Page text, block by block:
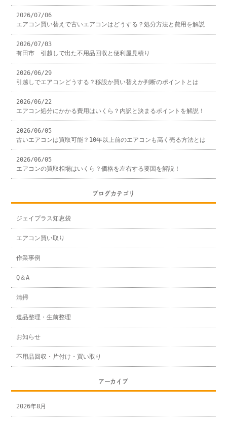
2026/07/06
エアコン買い替えで古いエアコンはどうする？処分方法と費用を解説
2026/07/03
有田市 引越しで出た不用品回収と便利屋見積り
2026/06/29
引越しでエアコンどうする？移設か買い替えか判断のポイントとは
2026/06/22
エアコン処分にかかる費用はいくら？内訳と決まるポイントを解説！
2026/06/05
古いエアコンは買取可能？10年以上前のエアコンも高く売る方法とは
2026/06/05
エアコンの買取相場はいくら？価格を左右する要因を解説！
ブログカテゴリ
ジェイプラス知恵袋
エアコン買い取り
作業事例
Q＆A
清掃
遺品整理・生前整理
お知らせ
不用品回収・片付け・買い取り
アーカイブ
2026年8月